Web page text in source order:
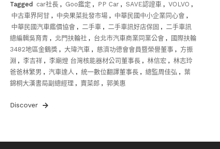
Tagged car社長 , Goo鑑定 , PP Car , SAVE認證車 , VOLVO ,
中古車界阿甘 , 中央果菜批發市場 , 中華民國中小企業同心會 ,
中華民國汽車鑑價協會 , 二手車 , 二手車訊好店保固 , 二手車訊
總編輯吳育青 , 北門扶輪社 , 台北市汽車商業同業公會 ,
國際扶輪
3482地區金鶴獎 , 大瑋汽車 , 慈濟功德會會員暨榮譽董事 , 方振
淵 , 李吉祥 , 李廟燈 台灣核能器材公司董事長 , 林信宏 , 林志玲
爸爸林繁男 , 汽車達人 , 統一數位翻譯董事長 , 總監周佳弘 , 葉
錦桐大漢書局副總經理 , 賣菜郎 , 郭美惠
Discover